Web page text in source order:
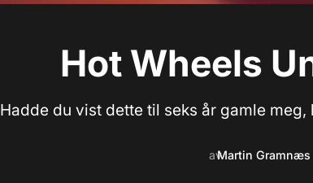
Hot Wheels
Hadde du vist dette til seks år gamle
avMartin Gramnæs